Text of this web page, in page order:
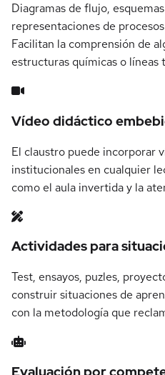
Diagramas de flujo,
representaciones de
Facilitan la comprensión de
estructuras químicas o líneas
Vídeo didáctico
El claustro puede incorporar
institucionales en cualquier
como el aula invertida y la
Actividades para
Test, ensayos, puzles,
construir situaciones de
con la metodología que